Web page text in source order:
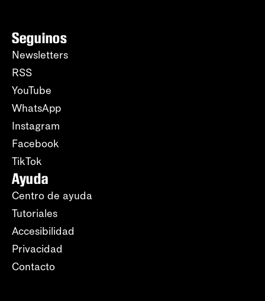
Seguinos
Newsletters
RSS
YouTube
WhatsApp
Instagram
Facebook
TikTok
Ayuda
Centro de ayuda
Tutoriales
Accesibilidad
Privacidad
Contacto